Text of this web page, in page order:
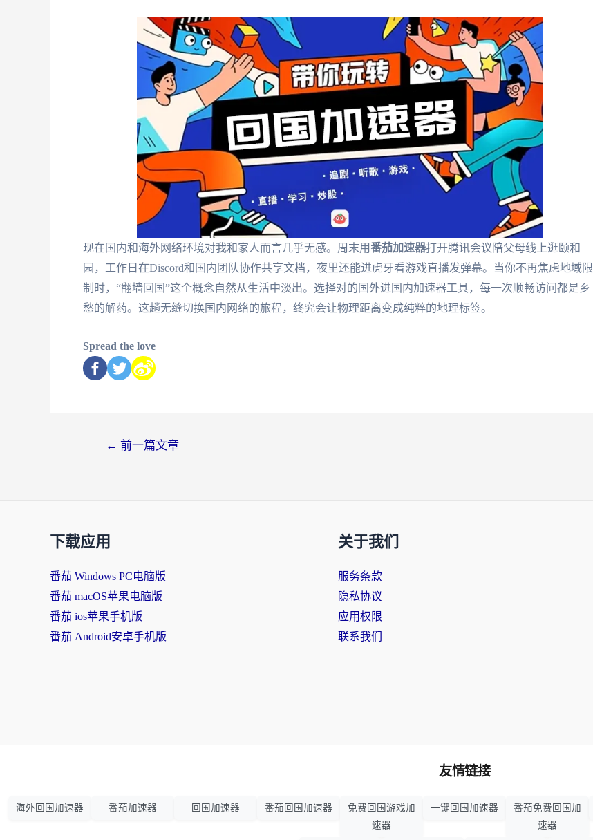
现在国内和海外网络环境对我和家人而言几乎无感。周末用番茄加速器打开腾讯会议陪父母线上逛颐和
园，工作日在Discord和国内团队协作共享文档，夜里还能进虎牙看游戏直播发弹幕。当你不再焦虑地域限
制时，“翻墙回国”这个概念自然从生活中淡出。选择对的国外进国内加速器工具，每一次顺畅访问都是乡
愁的解药。这趟无缝切换国内网络的旅程，终究会让物理距离变成纯粹的地理标签。
Spread the love
← 前一篇文章
下载应用
番茄 Windows PC电脑版
番茄 macOS苹果电脑版
番茄 ios苹果手机版
番茄 Android安卓手机版
关于我们
服务条款
隐私协议
应用权限
联系我们
友情链接
海外回国加速器 番茄加速器 回国加速器 番茄回国加速器
免费回国游戏加
速器
一键回国加速器
番茄免费回国加
速器